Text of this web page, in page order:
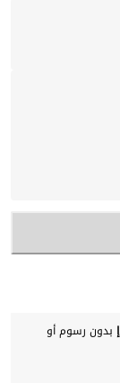
بدون رسوم أو